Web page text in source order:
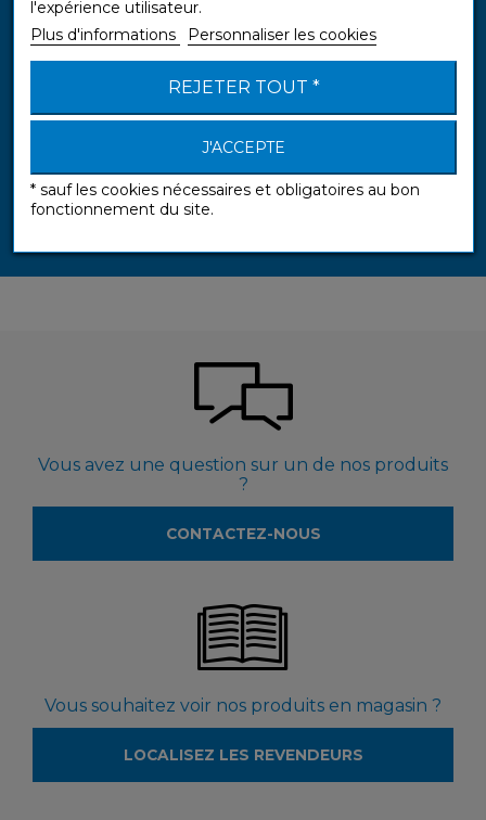
Sans Peine
Vous avez une question sur un de nos produits
?
CONTACTEZ-NOUS
Vous souhaitez voir nos produits en magasin ?
LOCALISEZ LES REVENDEURS
l'expérience utilisateur.
Plus d'informations
Personnaliser les cookies
REJETER TOUT *
J'ACCEPTE
* sauf les cookies nécessaires et obligatoires au bon
fonctionnement du site.